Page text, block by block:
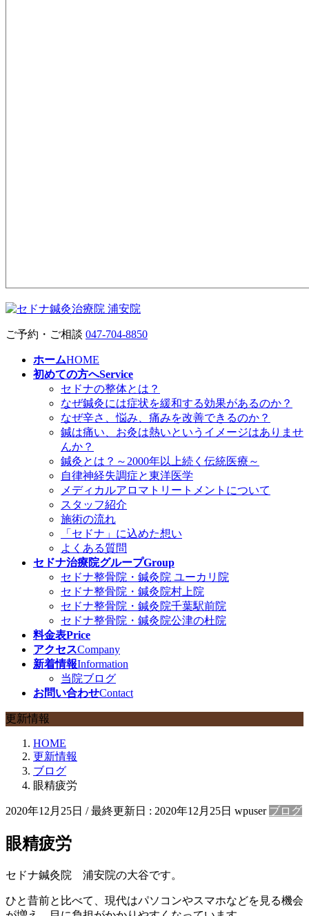
ご予約・ご相談 047-704-8850
ホームHOME
初めての方へService
セドナの整体とは？
なぜ鍼灸には症状を緩和する効果があるのか？
なぜ辛さ、悩み、痛みを改善できるのか？
鍼は痛い、お灸は熱いというイメージはありませ
んか？
鍼灸とは？～2000年以上続く伝統医療～
自律神経失調症と東洋医学
メディカルアロマトリートメントについて
スタッフ紹介
施術の流れ
「セドナ」に込めた想い
よくある質問
セドナ治療院グループGroup
セドナ整骨院・鍼灸院 ユーカリ院
セドナ整骨院・鍼灸院村上院
セドナ整骨院・鍼灸院千葉駅前院
セドナ整骨院・鍼灸院公津の杜院
料金表Price
アクセスCompany
新着情報Information
当院ブログ
お問い合わせContact
更新情報
HOME
更新情報
ブログ
眼精疲労
2020年12月25日 / 最終更新日 : 2020年12月25日 wpuser ブログ
眼精疲労
セドナ鍼灸院 浦安院の大谷です。
ひと昔前と比べて、現代はパソコンやスマホなどを見る機会